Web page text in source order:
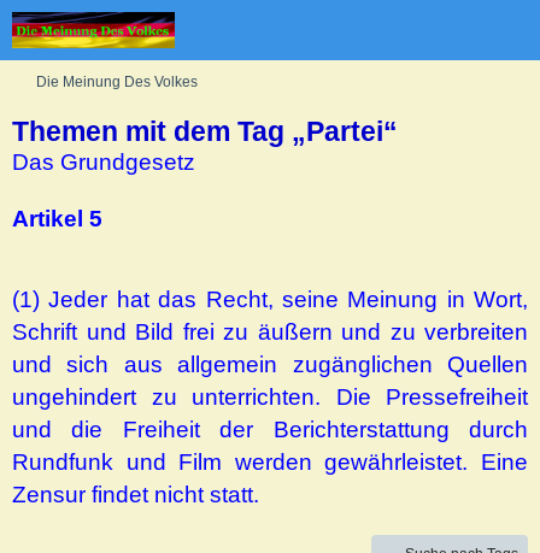
Die Meinung Des Volkes
Themen mit dem Tag „Partei“
Das Grundgesetz
Artikel 5
(1) Jeder hat das Recht, seine Meinung in Wort,
Schrift und Bild frei zu äußern und zu verbreiten
und sich aus allgemein zugänglichen Quellen
ungehindert zu unterrichten. Die Pressefreiheit
und die Freiheit der Berichterstattung durch
Rundfunk und Film werden gewährleistet. Eine
Zensur findet nicht statt.